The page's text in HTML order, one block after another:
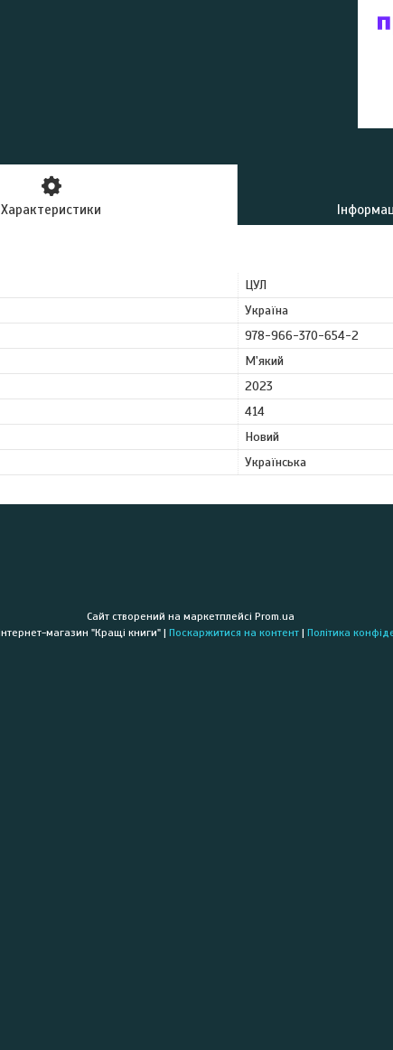
Характеристики
ЦУЛ
Україна
978-966-370-654-2
М'який
2023
414
Новий
Українська
Сайт створений на маркетплейсі Prom.ua
Книжковий інтернет-магазин "Кращі книги" | Поскаржитися на контент | Політика